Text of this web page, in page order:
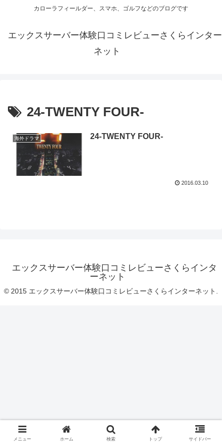
カローラフィールダー、スマホ、ゴルフなどのブログです
エックスサーバー体験口コミレビューさくらインター
ネット
24-TWENTY FOUR-
海外ドラマ 24-TWENTY FOUR-
2016.03.10
エックスサーバー体験口コミレビューさくらインタ
ーネット
© 2015 エックスサーバー体験口コミレビューさくらインターネット.
メニュー ホーム 検索 トップ サイドバー